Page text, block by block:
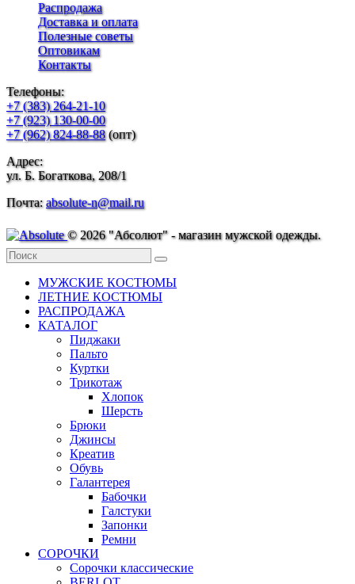
Распродажа
Доставка и оплата
Полезные советы
Оптовикам
Контакты
Телефоны:
+7 (383) 264-21-10
+7 (923) 130-00-00
+7 (962) 824-88-88(опт)
Адрес:
ул. Б. Богаткова, 208/1
Почта:absolute-n@mail.ru
© 2026 "Абсолют" - магазин мужской одежды.
МУЖСКИЕ КОСТЮМЫ
ЛЕТНИЕ КОСТЮМЫ
РАСПРОДАЖА
КАТАЛОГ
Пиджаки
Пальто
Куртки
Трикотаж
Хлопок
Шерсть
Брюки
Джинсы
Креатив
Обувь
Галантерея
Бабочки
Галстуки
Запонки
Ремни
СОРОЧКИ
Сорочки классические